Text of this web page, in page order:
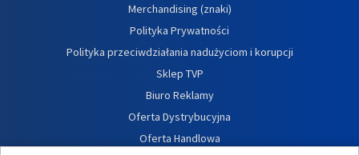
Merchandising (znaki)
Polityka Prywatności
Polityka przeciwdziałania nadużyciom i korupcji
Sklep TVP
Biuro Reklamy
Oferta Dystrybucyjna
Oferta Handlowa